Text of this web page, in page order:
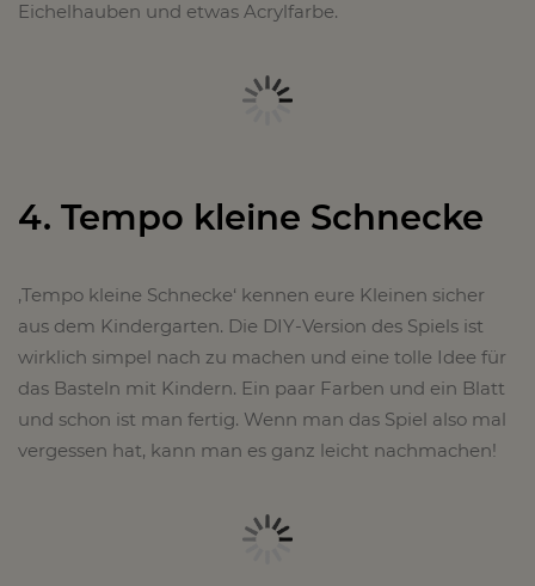
Eichelhauben und etwas Acrylfarbe.
4. Tempo kleine Schnecke
‚Tempo kleine Schnecke‘ kennen eure Kleinen sicher
aus dem Kindergarten. Die DIY-Version des Spiels ist
wirklich simpel nach zu machen und eine tolle Idee für
das Basteln mit Kindern. Ein paar Farben und ein Blatt
und schon ist man fertig. Wenn man das Spiel also mal
vergessen hat, kann man es ganz leicht nachmachen!